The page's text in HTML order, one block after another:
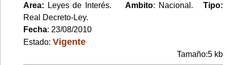
Area: Leyes de Interés.Ambito: Nacional.Tipo:
Real Decreto-Ley.
Fecha: 23/08/2010
Estado: Vigente
Tamaño:5 kb